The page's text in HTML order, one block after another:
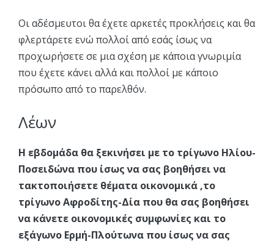
Οι αδέσμευτοι θα έχετε αρκετές προκλήσεις και θα
φλερτάρετε ενώ πολλοί από εσάς ίσως να
προχωρήσετε σε μια σχέση με κάποια γνωριμία
που έχετε κάνει αλλά και πολλοί με κάποιο
πρόσωπο από το παρελθόν.
Λέων
Η εβδομάδα θα ξεκινήσει με το τρίγωνο Ηλίου-
Ποσειδώνα που ίσως να σας βοηθήσει να
τακτοποιήσετε θέματα οικονομικά ,το
τρίγωνο Αφροδίτης-Δία που θα σας βοηθήσει
να κάνετε οικονομικές συμφωνίες και το
εξάγωνο Ερμή-Πλούτωνα που ίσως να σας